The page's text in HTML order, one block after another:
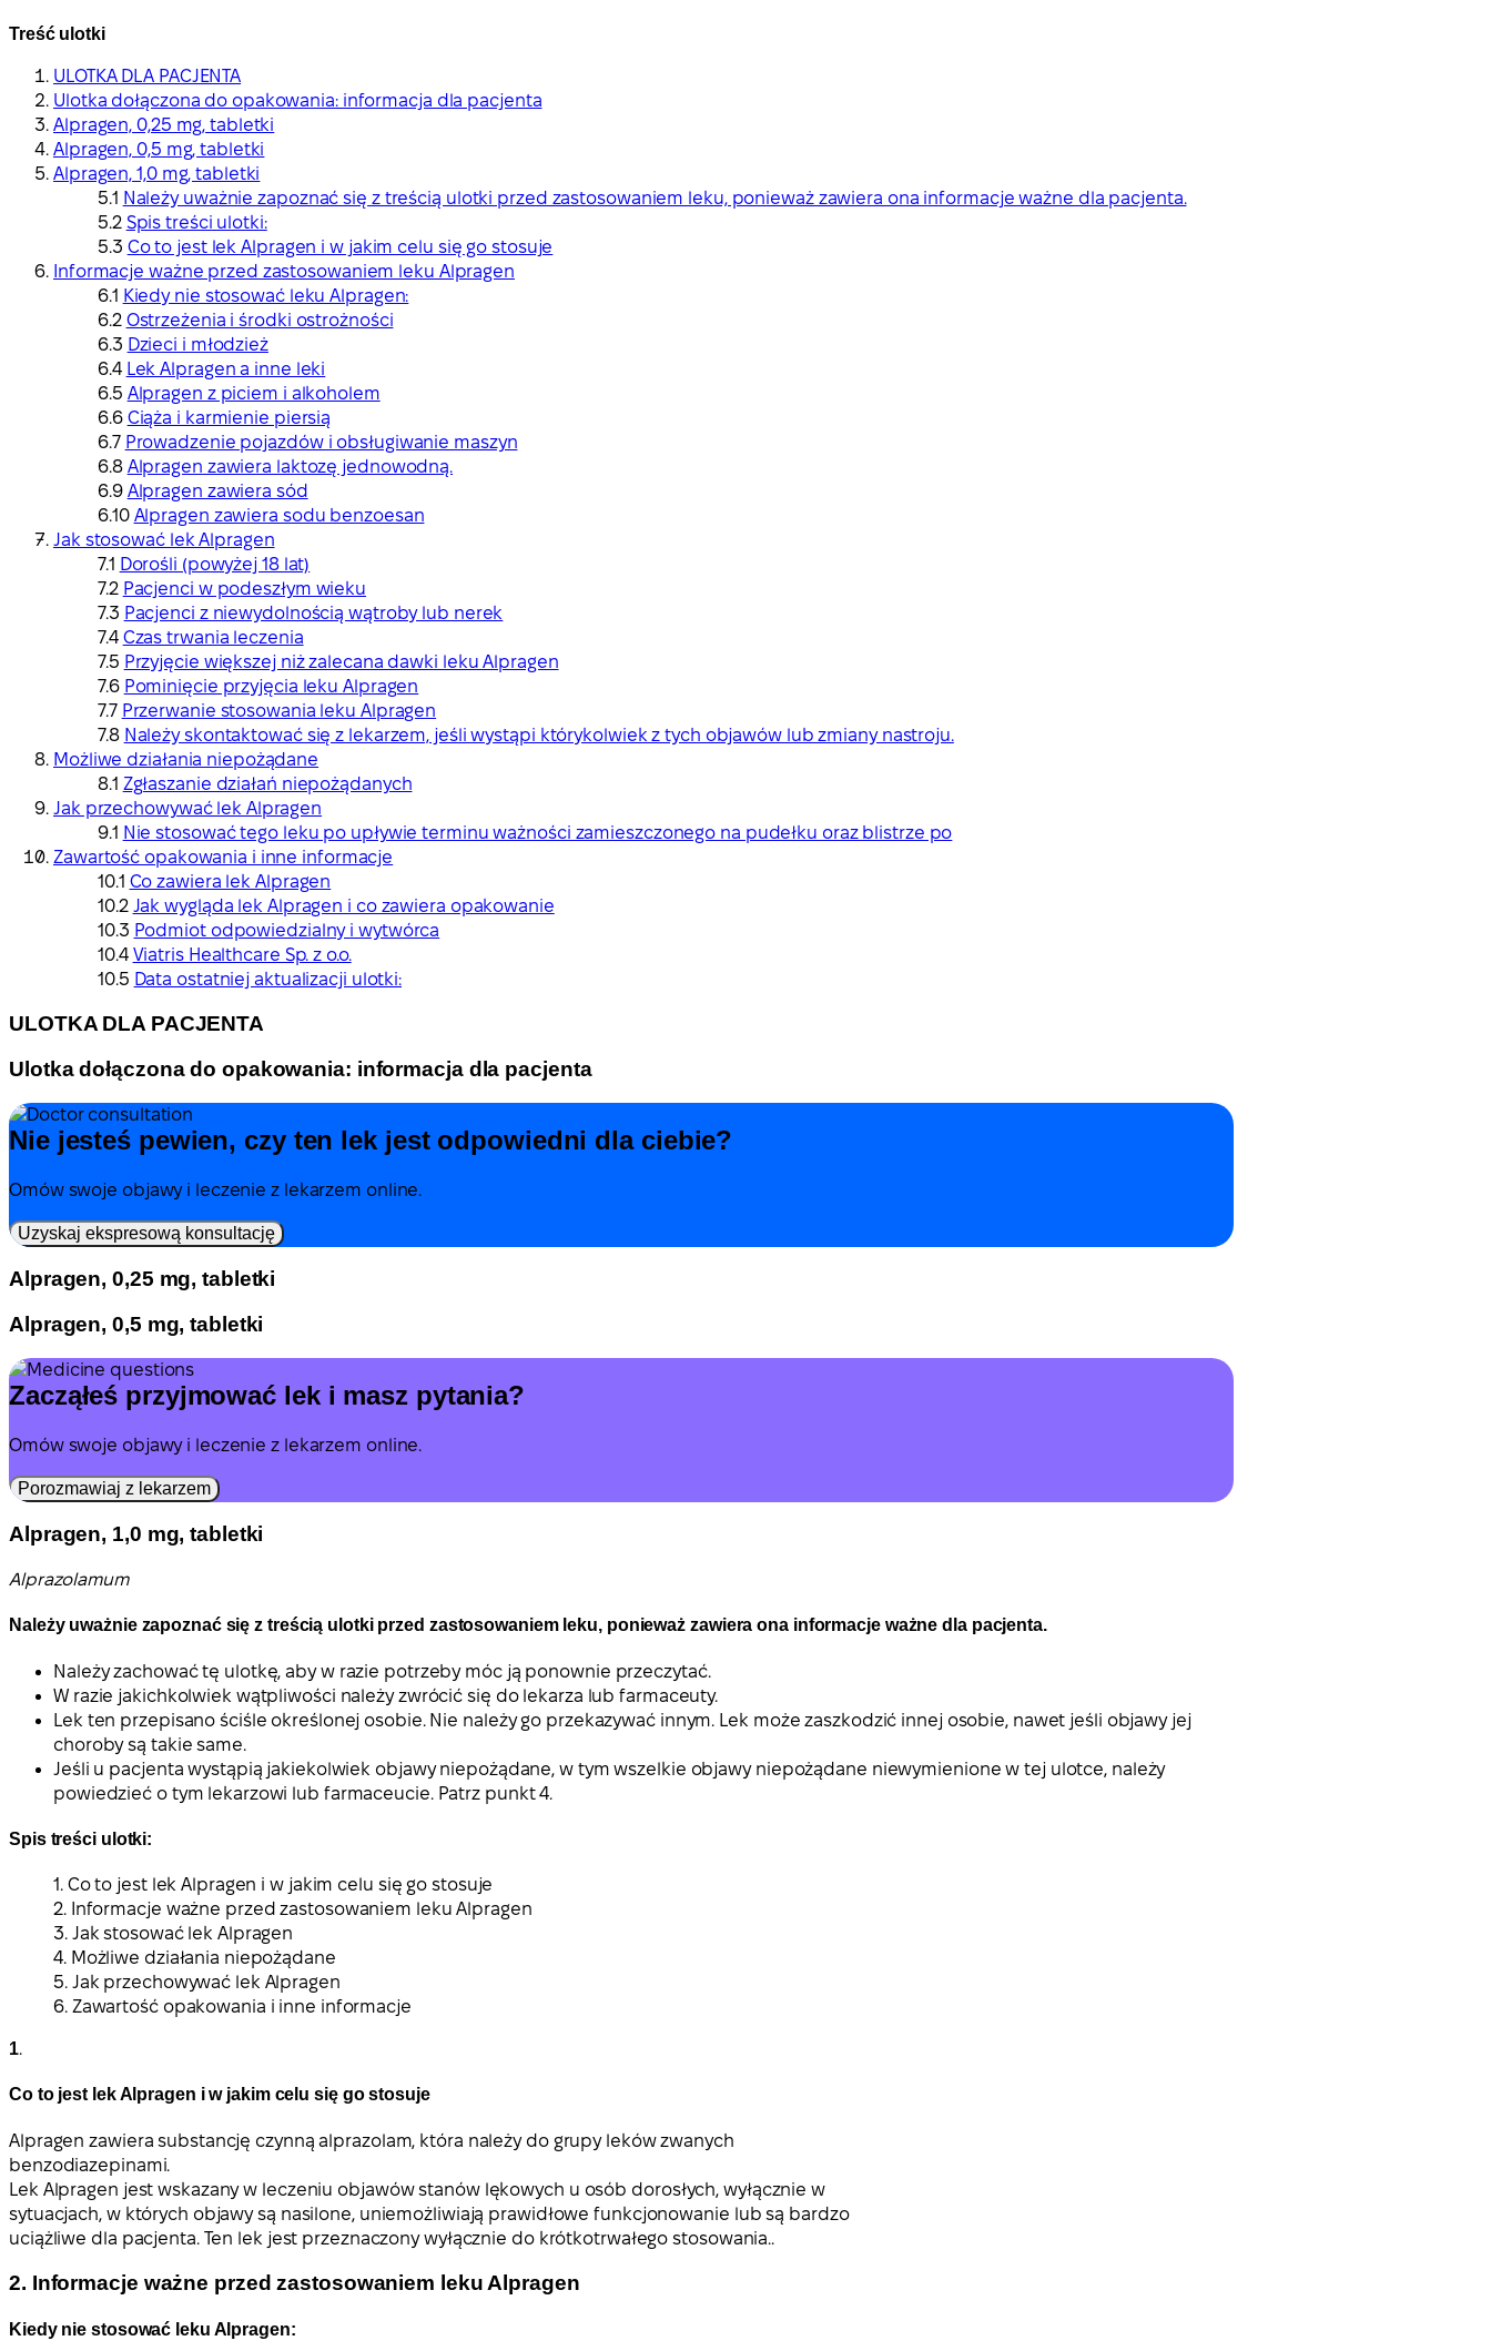
Treść ulotki
ULOTKA DLA PACJENTA
Ulotka dołączona do opakowania: informacja dla pacjenta
Alpragen, 0,25 mg, tabletki
Alpragen, 0,5 mg, tabletki
Alpragen, 1,0 mg, tabletki
Należy uważnie zapoznać się z treścią ulotki przed zastosowaniem leku, ponieważ zawiera ona informacje ważne dla pacjenta.
Spis treści ulotki:
Co to jest lek Alpragen i w jakim celu się go stosuje
Informacje ważne przed zastosowaniem leku Alpragen
Kiedy nie stosować leku Alpragen:
Ostrzeżenia i środki ostrożności
Dzieci i młodzież
Lek Alpragen a inne leki
Alpragen z piciem i alkoholem
Ciąża i karmienie piersią
Prowadzenie pojazdów i obsługiwanie maszyn
Alpragen zawiera laktozę jednowodną.
Alpragen zawiera sód
Alpragen zawiera sodu benzoesan
Jak stosować lek Alpragen
Dorośli (powyżej 18 lat)
Pacjenci w podeszłym wieku
Pacjenci z niewydolnością wątroby lub nerek
Czas trwania leczenia
Przyjęcie większej niż zalecana dawki leku Alpragen
Pominięcie przyjęcia leku Alpragen
Przerwanie stosowania leku Alpragen
Należy skontaktować się z lekarzem, jeśli wystąpi którykolwiek z tych objawów lub zmiany nastroju.
Możliwe działania niepożądane
Zgłaszanie działań niepożądanych
Jak przechowywać lek Alpragen
Nie stosować tego leku po upływie terminu ważności zamieszczonego na pudełku oraz blistrze po
Zawartość opakowania i inne informacje
Co zawiera lek Alpragen
Jak wygląda lek Alpragen i co zawiera opakowanie
Podmiot odpowiedzialny i wytwórca
Viatris Healthcare Sp. z o.o.
Data ostatniej aktualizacji ulotki:
ULOTKA DLA PACJENTA
Ulotka dołączona do opakowania: informacja dla pacjenta
Nie jesteś pewien, czy ten lek jest odpowiedni dla ciebie?
Omów swoje objawy i leczenie z lekarzem online.
Uzyskaj ekspresową konsultację
Alpragen, 0,25 mg, tabletki
Alpragen, 0,5 mg, tabletki
Zacząłeś przyjmować lek i masz pytania?
Omów swoje objawy i leczenie z lekarzem online.
Porozmawiaj z lekarzem
Alpragen, 1,0 mg, tabletki
Alprazolamum
Należy uważnie zapoznać się z treścią ulotki przed zastosowaniem leku, ponieważ zawiera ona informacje ważne dla pacjenta.
Należy zachować tę ulotkę, aby w razie potrzeby móc ją ponownie przeczytać.
W razie jakichkolwiek wątpliwości należy zwrócić się do lekarza lub farmaceuty.
Lek ten przepisano ściśle określonej osobie. Nie należy go przekazywać innym. Lek może zaszkodzić innej osobie, nawet jeśli objawy jej
choroby są takie same.
Jeśli u pacjenta wystąpią jakiekolwiek objawy niepożądane, w tym wszelkie objawy niepożądane niewymienione w tej ulotce, należy
powiedzieć o tym lekarzowi lub farmaceucie. Patrz punkt 4.
Spis treści ulotki:
1. Co to jest lek Alpragen i w jakim celu się go stosuje
2. Informacje ważne przed zastosowaniem leku Alpragen
3. Jak stosować lek Alpragen
4. Możliwe działania niepożądane
5. Jak przechowywać lek Alpragen
6. Zawartość opakowania i inne informacje
1.
Co to jest lek Alpragen i w jakim celu się go stosuje
Alpragen zawiera substancję czynną alprazolam, która należy do grupy leków zwanych
benzodiazepinami.
Lek Alpragen jest wskazany w leczeniu objawów stanów lękowych u osób dorosłych, wyłącznie w
sytuacjach, w których objawy są nasilone, uniemożliwiają prawidłowe funkcjonowanie lub są bardzo
uciążliwe dla pacjenta. Ten lek jest przeznaczony wyłącznie do krótkotrwałego stosowania..
2. Informacje ważne przed zastosowaniem leku Alpragen
Kiedy nie stosować leku Alpragen: